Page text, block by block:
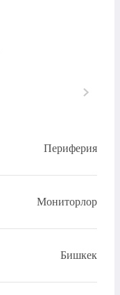
Периферия
Мониторлор
Бишкек